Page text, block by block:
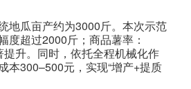
地瓜亩产约为3000斤。本次示范
度超过2000斤；商品薯率：
升。同时，依托全程机械化作
本300–500元，实现“增产+提质